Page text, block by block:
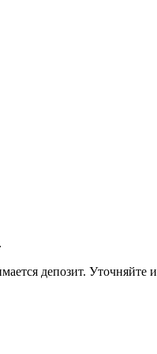
депозит. Уточняйте